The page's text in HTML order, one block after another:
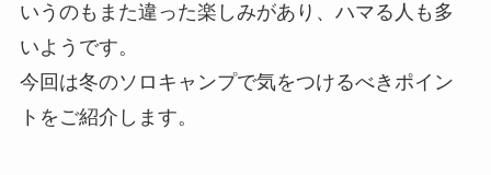
いうのもまた違った楽しみがあり、ハマる人も多
いようです。
今回は冬のソロキャンプで気をつけるべきポイン
トをご紹介します。